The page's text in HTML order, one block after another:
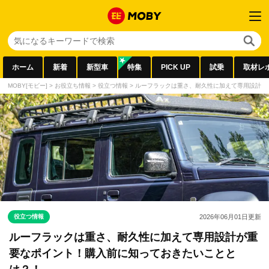
ホーム 新着 新型車 特集 PICK UP 試乗 取材レ
MOBY[モビー] > お役立ち情報 > 役立つ情報 > ルーフラックは重さ、耐久性に加えて専用設計
役立つ情報 2026年06月01日更新
ルーフラックは重さ、耐久性に加えて専用設計が重
要なポイント！購入前に知っておきたいことと